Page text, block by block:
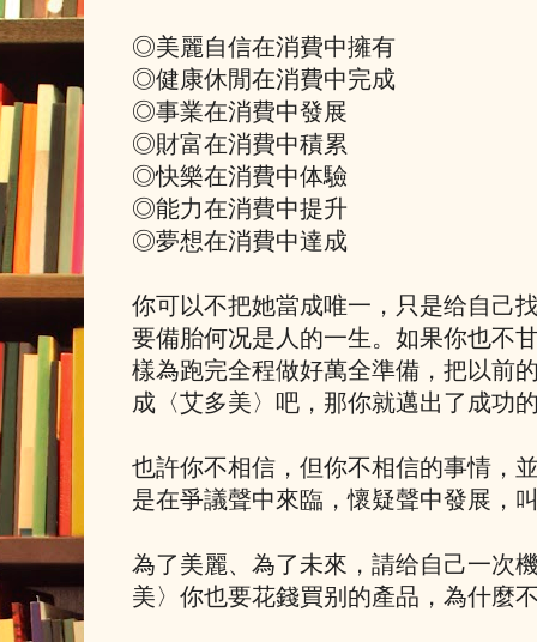
◎美麗自信在消費中擁有​​
◎健康休閒在消費中完成
◎事業在消費中發展
◎財富在消費中積累
◎快樂在消費中体驗
◎能力在消費中提升
◎夢想在消費中達成
你可以不把她當成唯一，只是给自己
要備胎何况是人的一生。如果你也不
樣為跑完全程做好萬全準備，把以前
成〈艾多美〉吧，那你就邁出了成功
也許你不相信，但你不相信的事情，
是在爭議聲中來臨，懷疑聲中發展，
為了美麗、為了未來，請给自己一次
美〉你也要花錢買别的產品，為什麼